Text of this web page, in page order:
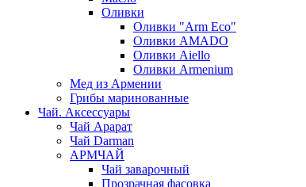
Оливки
Оливки "Arm Eco"
Оливки AMADO
Оливки Aiello
Оливки Armenium
Мед из Армении
Грибы маринованные
Чай. Аксессуары
Чай Арарат
Чай Darman
АРМЧАЙ
Чай заварочный
Прозрачная фасовка